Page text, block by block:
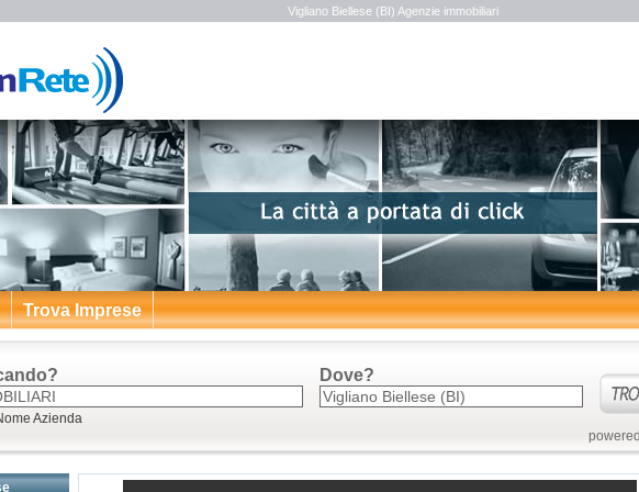
Vigliano Biellese (BI) Agenzie immobiliari
Trova Imprese
Azienda
Dove?